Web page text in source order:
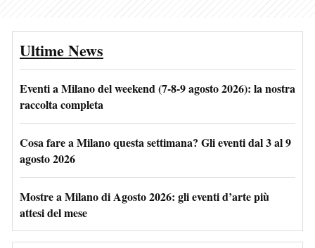
Ultime News
Eventi a Milano del weekend (7-8-9 agosto 2026): la nostra
raccolta completa
Cosa fare a Milano questa settimana? Gli eventi dal 3 al 9
agosto 2026
Mostre a Milano di Agosto 2026: gli eventi d’arte più
attesi del mese